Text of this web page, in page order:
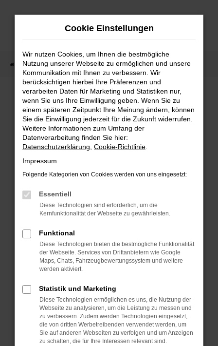
Zum
Startseite Fahrzeugangebote Fahrzeugbestand
FEHLER: NETWORK ERROR
Beim Laden ist ein Fehler aufgetreten.
Hier sind ein paar Tipps, die dir helfen können:
Überprüfe deine Firewall und deine
Laden andere Webseiten, zum Beispiel deine
Suchmaschine?
Prüfe deine Browsererweiterungen.
Manche Erweiterungen, wie Werbeblocker,
verhindern. Funktioniert die Seite in einem
anderen Browser oder in einem privaten
Fenster?
Starte dein Gerät neu.
Probleme zu beheben.
Stelle sicher, dass dein Browser und dein
Betriebssystem auf dem neuesten Stand
sind.
Veraltete Software birgt nicht nur ein
Cookie Einstellungen
Wir nutzen Cookies, um Ihnen die bestmögliche
Nutzung unserer Webseite zu ermöglichen und unsere
Kommunikation mit Ihnen zu verbessern. Wir
berücksichtigen hierbei Ihre Präferenzen und
verarbeiten Daten für Marketing und Statistiken nur,
wenn Sie uns Ihre Einwilligung geben. Wenn Sie zu
einem späteren Zeitpunkt Ihre Meinung ändern, können
Sie die Einwilligung jederzeit für die Zukunft widerrufen.
Weitere Informationen zum Umfang der
Datenverarbeitung finden Sie hier:
Datenschutzerklärung Cookie-Richtlinie
Impressum
Folgende Kategorien von Cookies werden von uns eingesetzt:
Essentiell
Diese Technologien sind erforderlich, um die
Kernfunktionalität der Webseite zu gewährleisten.
Funktional
Diese Technologien bieten die bestmögliche Funktionalität
der Webseite. Services von Drittanbietern wie Google
Maps, Chats, Fahrzeugbewertungssystem und weitere
werden aktiviert.
Statistik und Marketing
Diese Technologien ermöglichen es uns, die Nutzung der
Webseite zu analysieren, um die Leistung zu messen und
zu verbessern. Zudem werden Technologien eingesetzt,
die von dritten Werbetreibenden verwendet werden, um
Sie auf anderen Webseiten zu verfolgen und um Anzeigen
zu schalten, die für Ihre Interessen relevant sind.